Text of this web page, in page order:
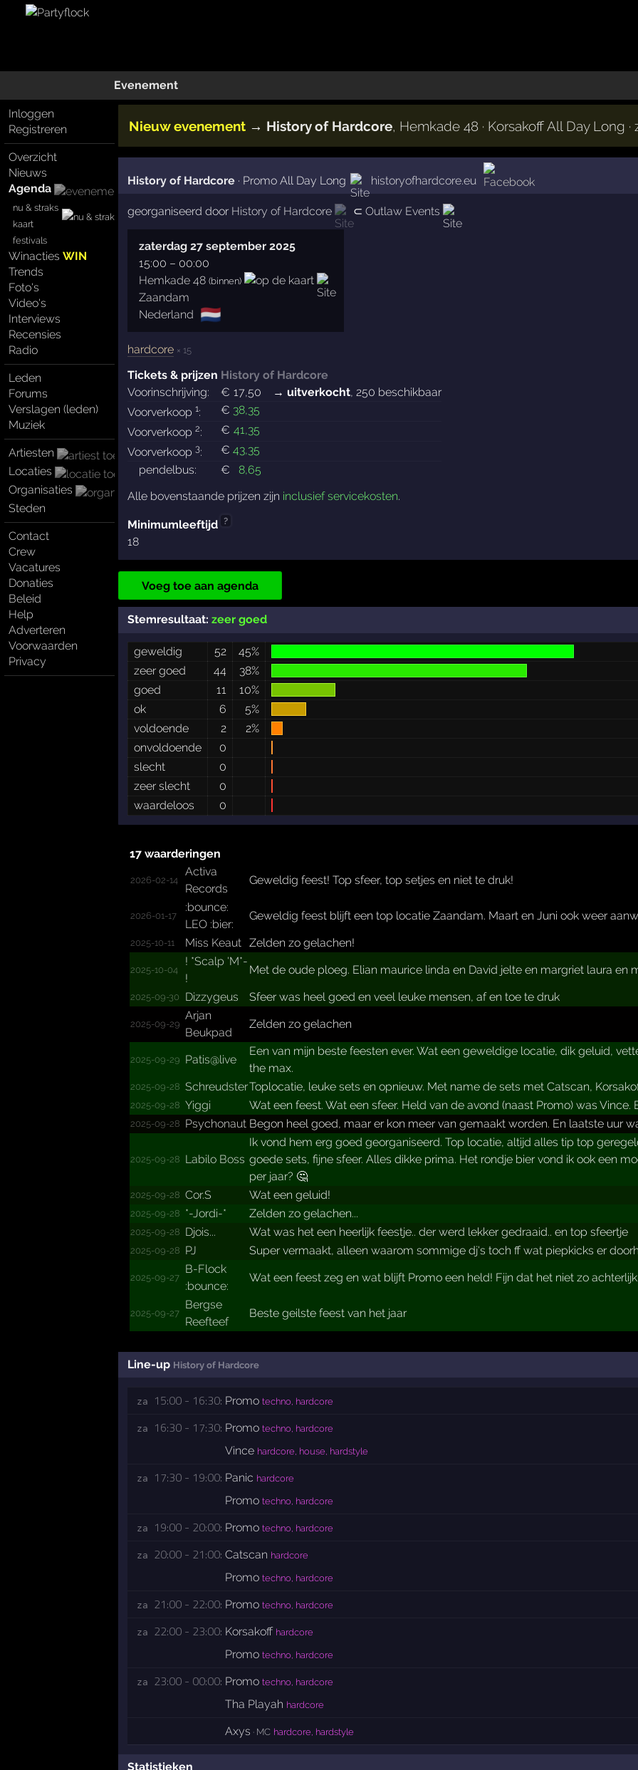
Evenement
Inloggen
Registreren
Overzicht
Nieuws
Agenda
nu & straks
kaart
festivals
WinactiesWIN
Trends
Foto's
Video's
Interviews
Recensies
Radio
Leden
Forums
Verslagen (leden)
Muziek
Artiesten
Locaties
Organisaties
Steden
Contact
Crew
Vacatures
Donaties
Beleid
Help
Adverteren
Voorwaarden
Privacy
Nieuw evenement → History of Hardcore, Hemkade 48 · Korsakoff All Day Long
History of Hardcore· Promo All Day Long historyofhardcore.eu
georganiseerd door History of Hardcore ⊂ Outlaw Events
zaterdag 27 september 2025
15:00 – 00:00
Hemkade 48 (binnen)
Zaandam
Nederland 🇳🇱
hardcore × 15
Tickets & prijzen History of Hardcore
Voorinschrijving:
€ 17,50 → uitverkocht, 250 beschikbaar
Voorverkoop 1: € 38,35
Voorverkoop 2: € 41,35
Voorverkoop 3: € 43,35
pendelbus:
€ 8,65
Alle bovenstaande prijzen zijn inclusief servicekosten.
Minimumleeftijd ?
18
Voeg toe aan agenda
Stemresultaat: zeer goed
geweldig 52
45%
zeer goed
44
38%
goed
11
10%
ok
6
5%
voldoende
2
2%
onvoldoende
0
slecht
0
zeer slecht
0
waardeloos
0
17 waarderingen
2026-02-14
Activa
Records
Geweldig feest! Top sfeer, top setjes en niet te druk!
2026-01-17
:bounce:
LEO :bier:
Geweldig feest blijft een top locatie Zaandam. Maart en Juni ook weer
2025-10-11 Miss Keaut Zelden zo gelachen!
2025-10-04
!­ *­Scalp 'M*­
!­
Met de oude ploeg. Elian maurice linda en David jelte en margriet laura en
2025-09-30 Dizzygeus Sfeer was heel goed en veel leuke mensen, af en toe te druk
2025-09-29
Arjan
Beukpad
Zelden zo gelachen
2025-09-29 Patis@live
Een van mijn beste feesten ever. Wat een geweldige locatie, dik geluid,
the max.
2025-09-28 SchreudsterToplocatie, leuke sets en opnieuw. Met name de sets met Catscan,
2025-09-28 Yiggi Wat een feest. Wat een sfeer. Held van de avond (naast Promo) was
2025-09-28 Psychonaut Begon heel goed, maar er kon meer van gemaakt worden. En laatste uur
2025-09-28 Labilo Boss
Ik vond hem erg goed georganiseerd. Top locatie, altijd alles tip top
goede sets, fijne sfeer. Alles dikke prima. Het rondje bier vond ik ook een
per jaar? 🤔
2025-09-28 Cor.S Wat een geluid!
2025-09-28 *-Jordi-* Zelden zo gelachen...
2025-09-28 Djois... Wat was het een heerlijk feestje.. der werd lekker gedraaid.. en top sfeertje
2025-09-28 PJ Super vermaakt, alleen waarom sommige dj's toch ff wat piepkicks er
2025-09-27
B-Flock
:bounce:
Wat een feest zeg en wat blijft Promo een held! Fijn dat het niet zo
2025-09-27
Bergse
Reefteef
Beste geilste feest van het jaar
Line-up History of Hardcore
za 15:00 - 16:30: Promo techno, hardcore
za 16:30 - 17:30: Promo techno, hardcore
Vince hardcore, house, hardstyle
za 17:30 - 19:00: Panic hardcore
Promo techno, hardcore
za 19:00 - 20:00: Promo techno, hardcore
za 20:00 - 21:00: Catscan hardcore
Promo techno, hardcore
za 21:00 - 22:00: Promo techno, hardcore
za 22:00 - 23:00: Korsakoff hardcore
Promo techno, hardcore
za 23:00 - 00:00: Promo techno, hardcore
Tha Playah hardcore
Axys · MC hardcore, hardstyle
Statistieken